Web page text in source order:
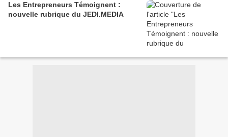
Les Entrepreneurs Témoignent :
nouvelle rubrique du JEDI.MEDIA